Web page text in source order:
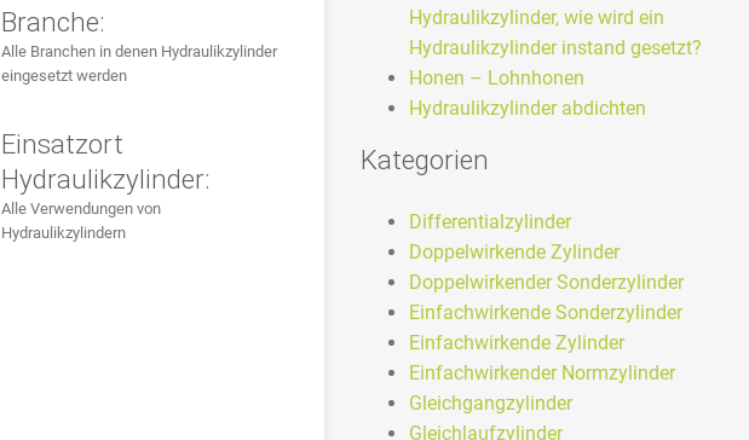
Branche:
Alle Branchen in denen Hydraulikzylinder
eingesetzt werden
Einsatzort
Hydraulikzylinder:
Alle Verwendungen von
Hydraulikzylindern
Hydraulikzylinder, wie wird ein
Hydraulikzylinder instand gesetzt?
Honen – Lohnhonen
Hydraulikzylinder abdichten
Kategorien
Differentialzylinder
Doppelwirkende Zylinder
Doppelwirkender Sonderzylinder
Einfachwirkende Sonderzylinder
Einfachwirkende Zylinder
Einfachwirkender Normzylinder
Gleichgangzylinder
Gleichlaufzylinder